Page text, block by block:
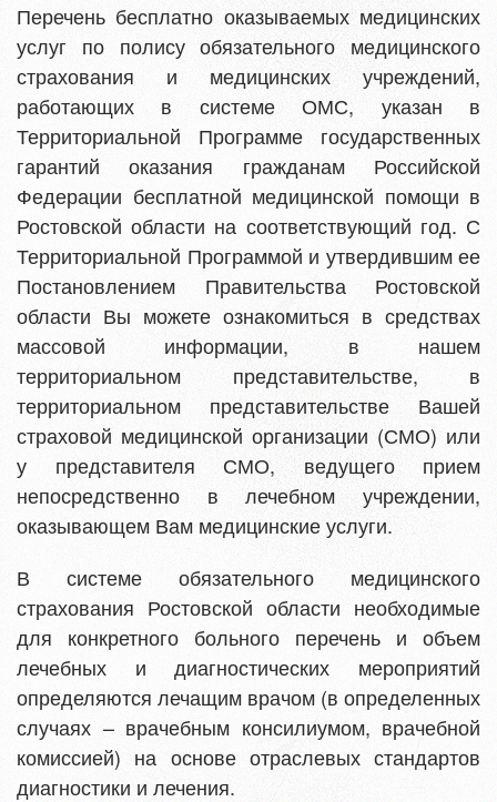
Перечень бесплатно оказываемых медицинских
услуг по полису обязательного медицинского
страхования и медицинских учреждений,
работающих в системе ОМС, указан в
Территориальной Программе государственных
гарантий оказания гражданам Российской
Федерации бесплатной медицинской помощи в
Ростовской области на соответствующий год. С
Территориальной Программой и утвердившим ее
Постановлением Правительства Ростовской
области Вы можете ознакомиться в средствах
массовой информации, в нашем
территориальном представительстве, в
территориальном представительстве Вашей
страховой медицинской организации (СМО) или
у представителя СМО, ведущего прием
непосредственно в лечебном учреждении,
оказывающем Вам медицинские услуги.
В системе обязательного медицинского
страхования Ростовской области необходимые
для конкретного больного перечень и объем
лечебных и диагностических мероприятий
определяются лечащим врачом (в определенных
случаях – врачебным консилиумом, врачебной
комиссией) на основе отраслевых стандартов
диагностики и лечения.